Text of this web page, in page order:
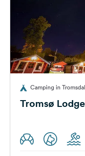
Camping in
Tromsø